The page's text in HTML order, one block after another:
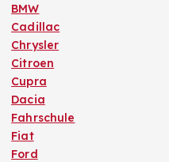
BMW
Cadillac
Chrysler
Citroen
Cupra
Dacia
Fahrschule
Fiat
Ford